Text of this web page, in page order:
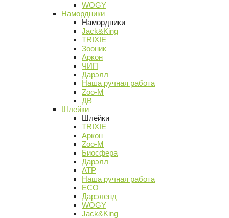
WOGY
Намордники
Намордники
Jack&King
TRIXIE
Зооник
Аркон
ЧИП
Дарэлл
Наша ручная работа
Zoo-M
ДВ
Шлейки
Шлейки
TRIXIE
Аркон
Zoo-M
Биосфера
Дарэлл
АТР
Наша ручная работа
ECO
Дарэленд
WOGY
Jack&King